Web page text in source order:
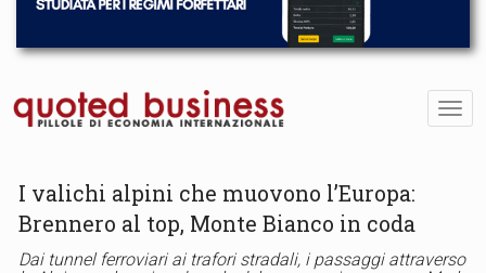
I valichi alpini che muovono l’Europa:
Brennero al top, Monte Bianco in coda
Dai tunnel ferroviari ai trafori stradali, i passaggi attraverso